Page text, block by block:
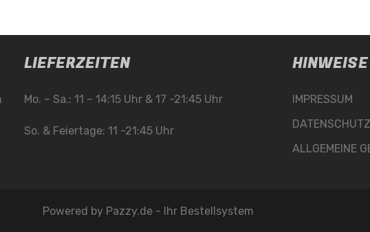
LIEFERZEITEN
Mo. – Sa.: 11 – 14:15 Uhr & 17 -21:45 Uhr
So. & Feiertage: 11 -21:45 Uhr
HINWEISE
IMPRESSUM
ALLGEMEINE
Powered by Pazzy.de - Ihr Bestellsystem